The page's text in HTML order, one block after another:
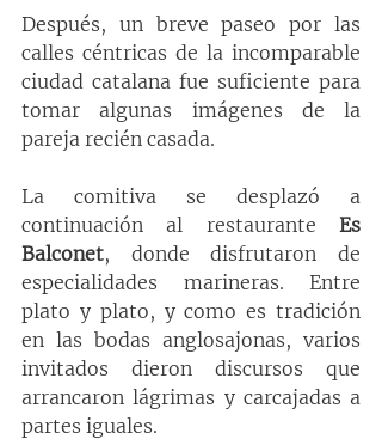
Después, un breve paseo por las
calles céntricas de la incomparable
ciudad catalana fue suficiente para
tomar algunas imágenes de la
pareja recién casada.
La comitiva se desplazó a
continuación al restaurante Es
Balconet, donde disfrutaron de
especialidades marineras. Entre
plato y plato, y como es tradición
en las bodas anglosajonas, varios
invitados dieron discursos que
arrancaron lágrimas y carcajadas a
partes iguales.